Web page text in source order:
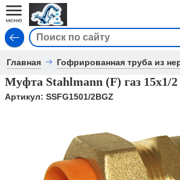
Главная Гофрированная труба из
Муфта Stahlmann (F) газ 15х1/
Артикул: SSFG1501/2BGZ